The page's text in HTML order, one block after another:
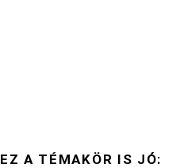
EZ A TÉMAKÖR IS JÓ: